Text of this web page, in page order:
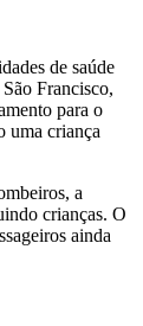
de saúde
Francisco,
para o
uma criança
a
crianças. O
ainda